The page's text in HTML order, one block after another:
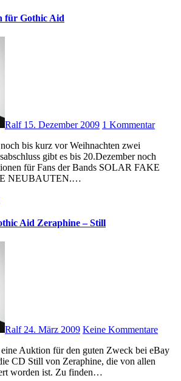
für Gothic Aid
Ralf 15. Dezember 2009 1 Kommentar
gibt es bis 20.Dezember noch
für Fans der Bands SOLAR FAKE
NEUBAUTEN.…
Aid Zeraphine – Still
Ralf24. März 2009 Keine Kommentare
CD Still von Zeraphine, die von allen
worden ist. Zu finden…